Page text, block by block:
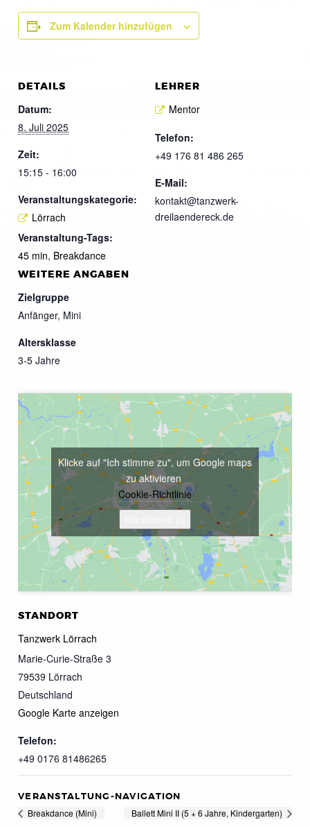
Zum Kalender hinzufügen
DETAILS
Datum:
8. Juli 2025
Zeit:
15:15 - 16:00
Veranstaltungskategorie:
Lörrach
Veranstaltung-Tags:
45 min, Breakdance
LEHRER
Mentor
Telefon:
+49 176 81 486 265
E-Mail:
kontakt@tanzwerk-
dreilaendereck.de
WEITERE ANGABEN
Zielgruppe
Anfänger, Mini
Altersklasse
3-5 Jahre
STANDORT
Tanzwerk Lörrach
Marie-Curie-Straße 3
79539 Lörrach
Deutschland
Google Karte anzeigen
Telefon:
+49 0176 81486265
Klicke auf "Ich stimme zu", um Google maps
zu aktivieren
Cookie-Richtlinie
VERANSTALTUNG-NAVIGATION
Breakdance (Mini) Ballett Mini II (5 + 6 Jahre, Kindergarten)